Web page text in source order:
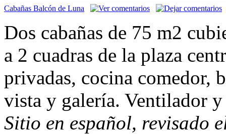
Cabañas Balcón de Luna
Dos cabañas de 75 m2
a 2 cuadras de la plaza
privadas, cocina comedor,
vista y galería. Ventilador
Sitio en español, revisado